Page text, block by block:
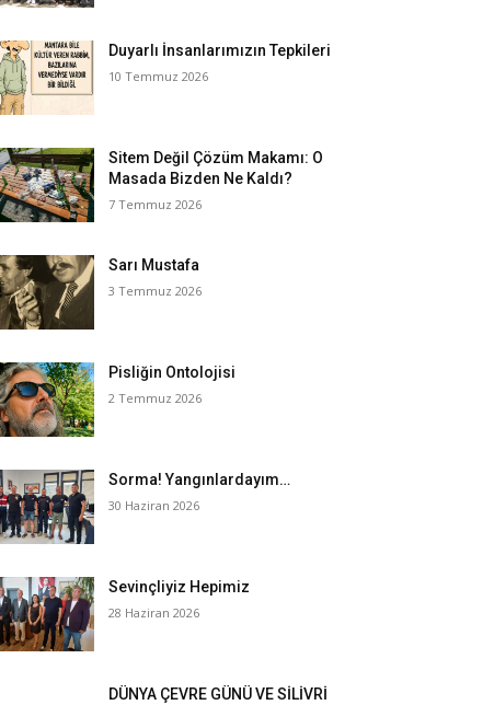
Duyarlı İnsanlarımızın Tepkileri
10 Temmuz 2026
Sitem Değil Çözüm Makamı: O
Masada Bizden Ne Kaldı?
7 Temmuz 2026
Sarı Mustafa
3 Temmuz 2026
Pisliğin Ontolojisi
2 Temmuz 2026
Sorma! Yangınlardayım…
30 Haziran 2026
Sevinçliyiz Hepimiz
28 Haziran 2026
DÜNYA ÇEVRE GÜNÜ VE SİLİVRİ